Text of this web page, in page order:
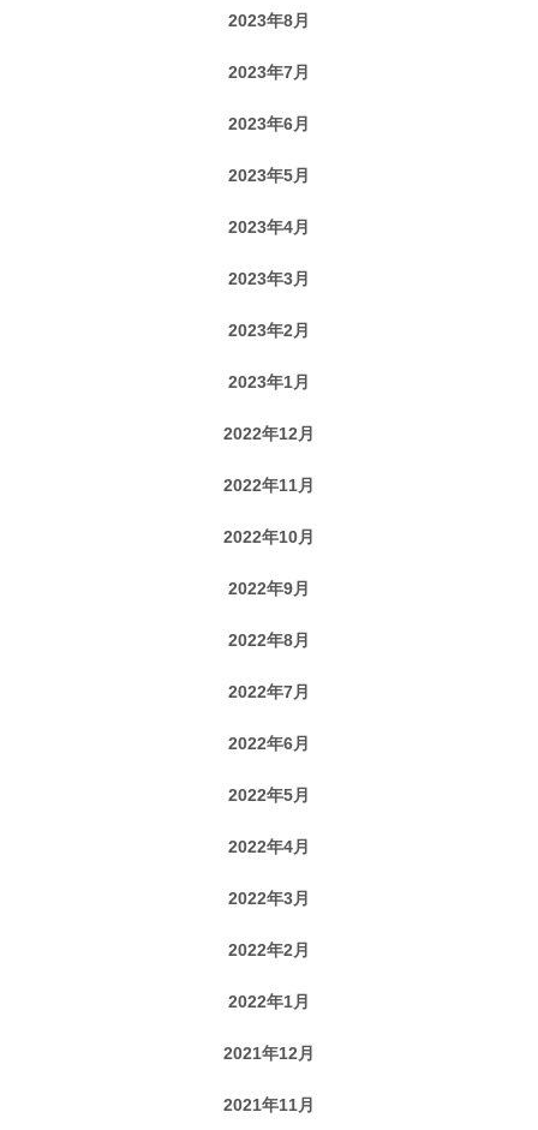
2023年8月
2023年7月
2023年6月
2023年5月
2023年4月
2023年3月
2023年2月
2023年1月
2022年12月
2022年11月
2022年10月
2022年9月
2022年8月
2022年7月
2022年6月
2022年5月
2022年4月
2022年3月
2022年2月
2022年1月
2021年12月
2021年11月